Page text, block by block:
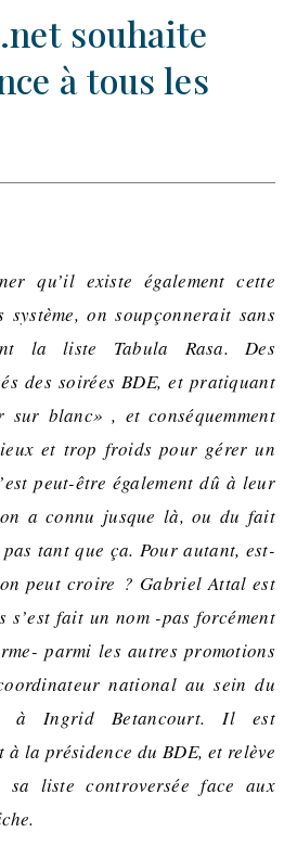
souhaite
à tous les
qu’il existe également cette
on soupçonnerait sans
la liste Tabula Rasa. Des
des soirées BDE, et pratiquant
sur blanc» , et conséquemment
et trop froids pour gérer un
peut-être également dû à leur
a connu jusque là, ou du fait
tant que ça. Pour autant, est-
peut croire ? Gabriel Attal est
s’est fait un nom -pas forcément
parmi les autres promotions
national au sein du
à Ingrid Betancourt. Il est
la présidence du BDE, et relève
liste controversée face aux